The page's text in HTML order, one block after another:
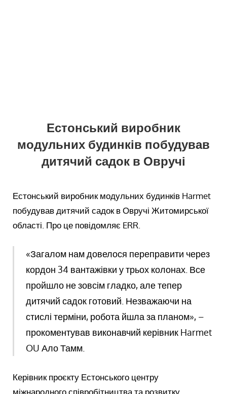
Естонський виробник
модульних будинків побудував
дитячий садок в Овручі
Естонський виробник модульних будинків Harmet
побудував дитячий садок в Овручі Житомирської
області. Про це повідомляє ERR.
«Загалом нам довелося переправити через
кордон 34 вантажівки у трьох колонах. Все
пройшло не зовсім гладко, але тепер
дитячий садок готовий. Незважаючи на
стислі терміни, робота йшла за планом», –
прокоментував виконавчий керівник Harmet
OU Ало Тамм.
Керівник проєкту Естонського центру
міжнародного співробітництва та розвитку